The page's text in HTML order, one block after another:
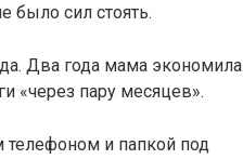
было сил стоять.
Два года мама экономила
«через пару месяцев».
и папкой под